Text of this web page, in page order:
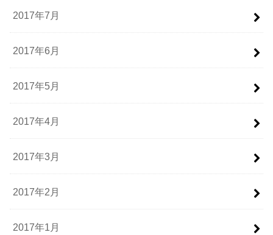
2017年7月
2017年6月
2017年5月
2017年4月
2017年3月
2017年2月
2017年1月